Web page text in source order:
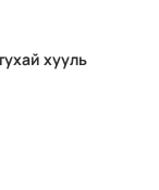
хууль